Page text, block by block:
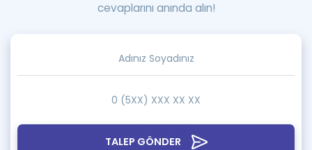
TALEP GÖNDER
cevaplarını anında alın!